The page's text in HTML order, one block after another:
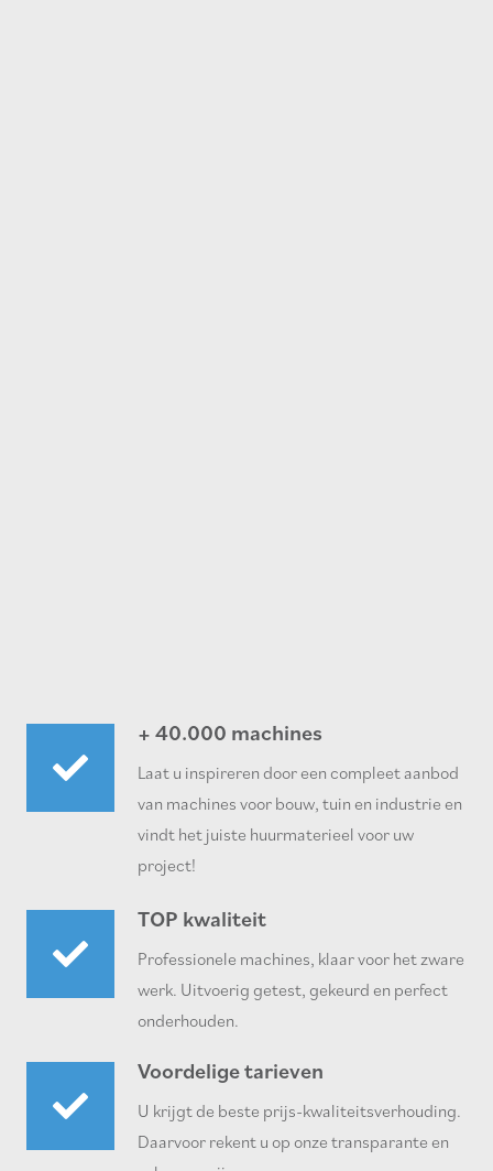
+ 40.000 machines
Laat u inspireren door een compleet aanbod
van machines voor bouw, tuin en industrie en
vindt het juiste huurmaterieel voor uw
project!
TOP kwaliteit
Professionele machines, klaar voor het zware
werk. Uitvoerig getest, gekeurd en perfect
onderhouden.
Voordelige tarieven
U krijgt de beste prijs-kwaliteitsverhouding.
Daarvoor rekent u op onze transparante en